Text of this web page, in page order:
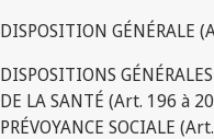
DISPOSITION GÉNÉRALE
DISPOSITIONS
DE LA SANTÉ (Art. 196 à
PRÉVOYANCE SOCIALE